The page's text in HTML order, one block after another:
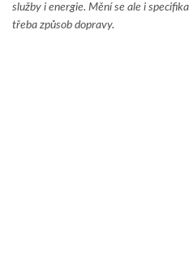
služby i energie. Mění se ale i
třeba způsob dopravy.